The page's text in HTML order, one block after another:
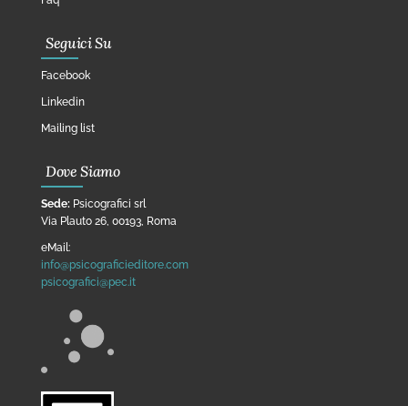
Seguici Su
Facebook
Linkedin
Mailing list
Dove Siamo
Sede: Psicografici srl
Via Plauto 26, 00193, Roma
eMail:
info@psicograficieditore.com
psicografici@pec.it